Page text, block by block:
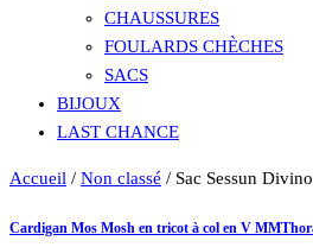
CHAUSSURES
FOULARDS CHÈCHES
SACS
BIJOUX
LAST CHANCE
Accueil / Non classé / Sac Sessun
Cardigan Mos Mosh en tricot à col en V